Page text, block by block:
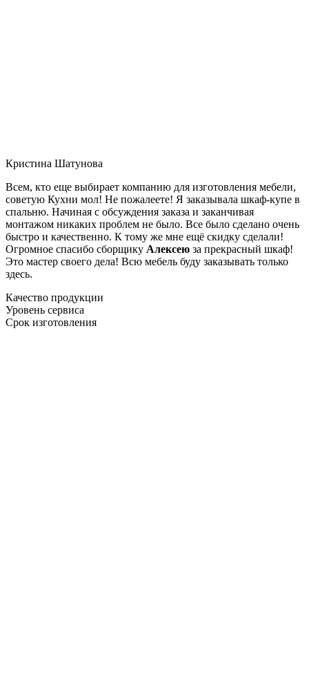
Кристина Шатунова
Всем, кто еще выбирает компанию для изготовления мебели,
советую Кухни мол! Не пожалеете! Я заказывала шкаф-купе в
спальню. Начиная с обсуждения заказа и заканчивая
монтажом никаких проблем не было. Все было сделано очень
быстро и качественно. К тому же мне ещё скидку сделали!
Огромное спасибо сборщику Алексею за прекрасный шкаф!
Это мастер своего дела! Всю мебель буду заказывать только
здесь.
Качество продукции
Уровень сервиса
Срок изготовления